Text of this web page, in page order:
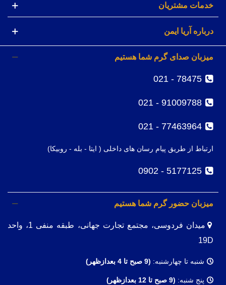
خدمات مشتریان
درباره آریا ایمن
میزبان صدای گرم شما هستیم
78475 - 021
91009788 - 021
77463964 - 021
ارتباط از طریق پیام رسان های داخلی ( ایتا - بله - روبیکا)
5177125 - 0902
میزبان حضور گرم شما هستیم
میدان فردوسی، مجتمع تجارت جهانی، طبقه منفی 1، واحد
19D
شنبه تا چهارشنبه: (9 صبح تا 4 بعدازظهر)
پنج شنبه: (9 صبح تا 12 بعدازظهر)